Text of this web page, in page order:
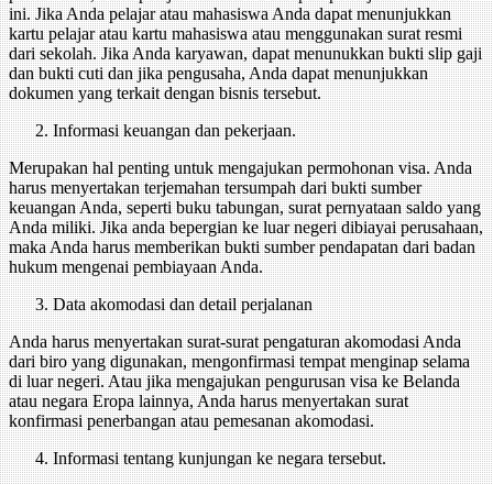
ini. Jika Anda pelajar atau mahasiswa Anda dapat menunjukkan
kartu pelajar atau kartu mahasiswa atau menggunakan surat resmi
dari sekolah. Jika Anda karyawan, dapat menunukkan bukti slip gaji
dan bukti cuti dan jika pengusaha, Anda dapat menunjukkan
dokumen yang terkait dengan bisnis tersebut.
Informasi keuangan dan pekerjaan.
Merupakan hal penting untuk mengajukan permohonan visa. Anda
harus menyertakan terjemahan tersumpah dari bukti sumber
keuangan Anda, seperti buku tabungan, surat pernyataan saldo yang
Anda miliki. Jika anda bepergian ke luar negeri dibiayai perusahaan,
maka Anda harus memberikan bukti sumber pendapatan dari badan
hukum mengenai pembiayaan Anda.
Data akomodasi dan detail perjalanan
Anda harus menyertakan surat-surat pengaturan akomodasi Anda
dari biro yang digunakan, mengonfirmasi tempat menginap selama
di luar negeri. Atau jika mengajukan pengurusan visa ke Belanda
atau negara Eropa lainnya, Anda harus menyertakan surat
konfirmasi penerbangan atau pemesanan akomodasi.
Informasi tentang kunjungan ke negara tersebut.